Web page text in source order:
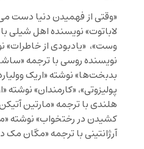
«وقتی از فهمیدن دنیا دست‌
لاباتوت» نویسنده اهل شیلی
وست»، «یادبودی از خاطرات»
نویسنده روسی با ترجمه
بدبخت‌ها» نوشته «اریک
پولیزوتی»، «کارمندان» نوشته
هلندی با ترجمه «مارتین
کشیدن در رختخواب» نوشته
آرژانتینی با ترجمه «مگان مک